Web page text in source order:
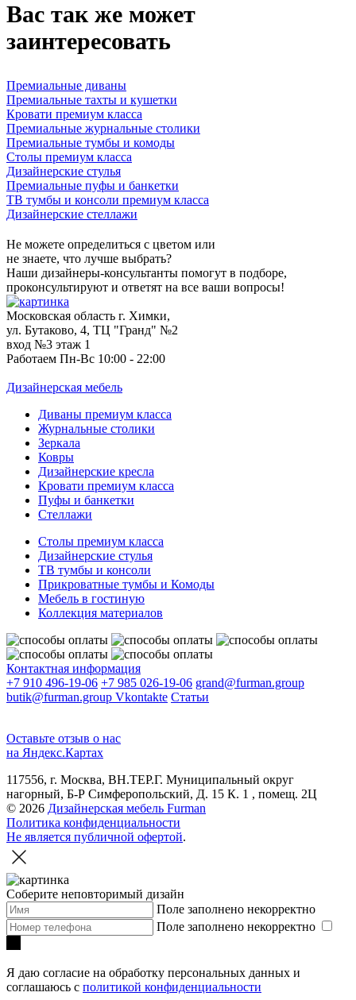
Вас так же может
заинтересовать
Премиальные диваны
Премиальные тахты и кушетки
Кровати премиум класса
Премиальные журнальные столики
Премиальные тумбы и комоды
Столы премиум класса
Дизайнерские стулья
Премиальные пуфы и банкетки
ТВ тумбы и консоли премиум класса
Дизайнерские стеллажи
Не можете определиться с цветом или
не знаете, что лучше выбрать?
Наши дизайнеры-консультанты помогут в подборе,
проконсультируют и ответят на все ваши вопросы!
Московская область г. Химки,
ул. Бутаково, 4, ТЦ "Гранд" №2
вход №3 этаж 1
Работаем Пн-Вс 10:00 - 22:00
Дизайнерская мебель
Диваны премиум класса
Журнальные столики
Зеркала
Ковры
Дизайнерские кресла
Кровати премиум класса
Пуфы и банкетки
Стеллажи
Столы премиум класса
Дизайнерские стулья
ТВ тумбы и консоли
Прикроватные тумбы и Комоды
Мебель в гостиную
Коллекция материалов
Контактная информация
+7 910 496-19-06 +7 985 026-19-06 grand@furman.group
butik@furman.group Vkontakte Статьи
Оставьте отзыв о нас
на Яндекс.Картах
117556, г. Москва, ВН.ТЕР.Г. Муниципальный округ
нагорный, Б-Р Симферопольский, Д. 15 К. 1 , помещ. 2Ц
© 2026 Дизайнерская мебель Furman
Политика конфиденциальности
Не является публичной офертой.
Соберите неповторимый дизайн
Поле заполнено некорректно
Поле заполнено некорректно
Я даю согласие на обработку персональных данных и
соглашаюсь с политикой конфиденциальности